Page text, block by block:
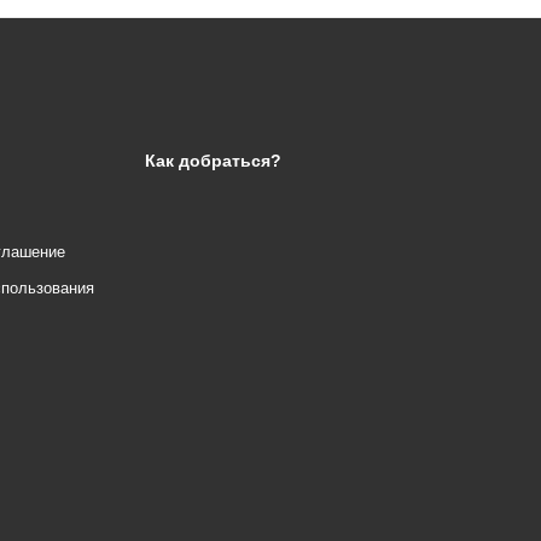
Как добраться?